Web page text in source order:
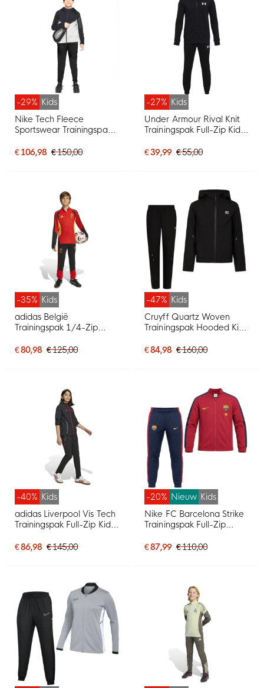
-29% Kids
Nike Tech Fleece
Sportswear Trainingspak
€ 106,98 € 150,00
-27% Kids
Under Armour Rival Knit
Trainingspak Full-Zip Kids
€ 39,99 € 55,00
-35% Kids
adidas België
Trainingspak 1/4-Zip
Zwart Geel
€ 80,98 € 125,00
-47% Kids
Cruyff Quartz Woven
Trainingspak Hooded Kids
€ 84,98 € 160,00
-40% Kids
adidas Liverpool Vis Tech
Trainingspak Full-Zip Kids
€ 86,98 € 145,00
-20% Nieuw Kids
Nike FC Barcelona Strike
Trainingspak Full-Zip
Donkerblauw Geel
€ 87,99 € 110,00